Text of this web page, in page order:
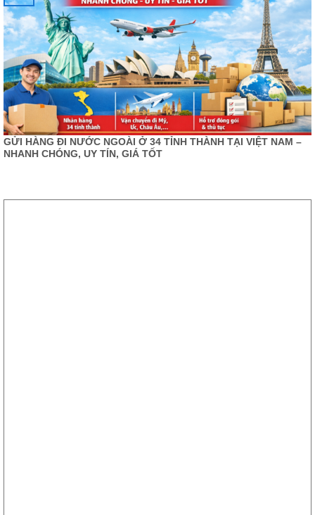
GỬI HÀNG ĐI NƯỚC NGOÀI Ở 34 TỈNH THÀNH TẠI VIỆT NAM –
NHANH CHÓNG, UY TÍN, GIÁ TỐT